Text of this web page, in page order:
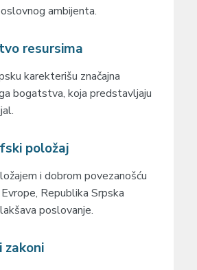
ambijenta.
resursima
karekterišu značajna
bogatstva, koja predstavljaju
položaj
i dobrom povezanošću
Republika Srpska
poslovanje.
zakoni